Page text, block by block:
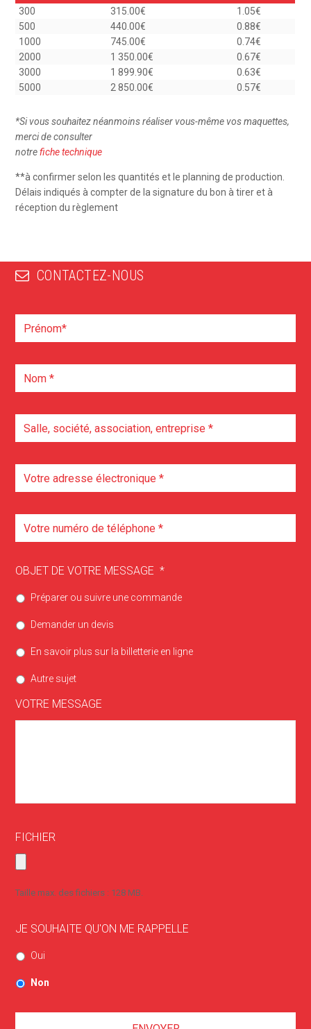
300 315.00€
1.05€
500
440.00€
0.88€
1000
745.00€
0.74€
2000
1 350.00€
0.67€
3000
1 899.90€
0.63€
5000
2 850.00€ 0.57€
*Si vous souhaitez néanmoins réaliser vous-même vos maquettes,
merci de consulter
notrefiche technique
**à confirmer selon les quantités et le planning de production.
Délais indiqués à compter de la signature du bon à tirer et à
réception du règlement
CONTACTEZ-NOUS
OBJET DE VOTRE MESSAGE *
Préparer ou suivre une commande
Demander un devis
En savoir plus sur la billetterie en ligne
Autre sujet
VOTRE MESSAGE
FICHIER
Taille max. des fichiers : 128 MB.
JE SOUHAITE QU'ON ME RAPPELLE
Oui
Non